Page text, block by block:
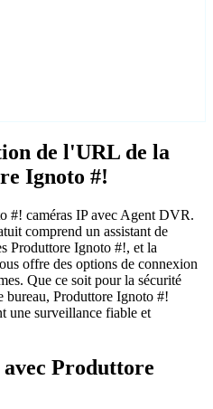
de l'URL de la
Ignoto #!
#! caméras IP avec Agent DVR.
comprend un assistant de
Produttore Ignoto #!, et la
offre des options de connexion
Que ce soit pour la sécurité
bureau, Produttore Ignoto #!
une surveillance fiable et
Produttore